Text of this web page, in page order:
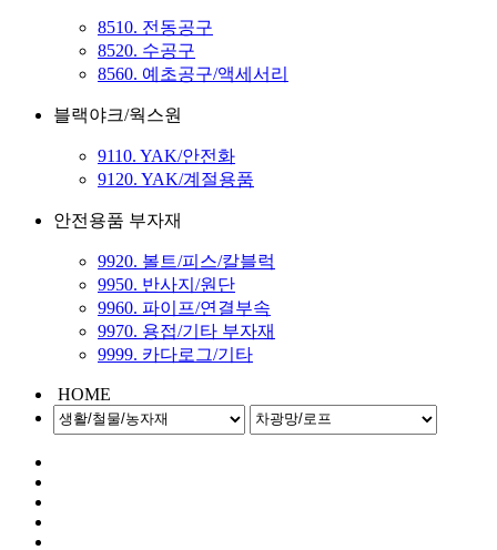
8510. 전동공구
8520. 수공구
8560. 예초공구/액세서리
블랙야크/웍스원
9110. YAK/안전화
9120. YAK/계절용품
안전용품 부자재
9920. 볼트/피스/칼블럭
9950. 반사지/원단
9960. 파이프/연결부속
9970. 용접/기타 부자재
9999. 카다로그/기타
HOME